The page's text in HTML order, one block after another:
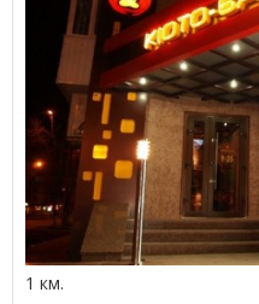
1 км.